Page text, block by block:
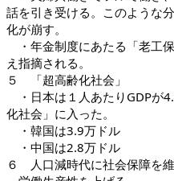
話を引き受ける。このような
化が崩す。
・年金制度にあたる「老工
え指摘される。
５　「超高齢化社会」
・日本は１人あたりGDPが
化社会」に入った。
・韓国は3.9万ドル
・中国は2.8万ドル
６　人口減時代に社会保障を